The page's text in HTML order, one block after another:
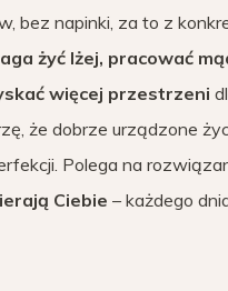
bez napinki, za to z
żyć lżej, pracować
więcej przestrzeni
że dobrze urządzone
Polega na
Ciebie – każdego